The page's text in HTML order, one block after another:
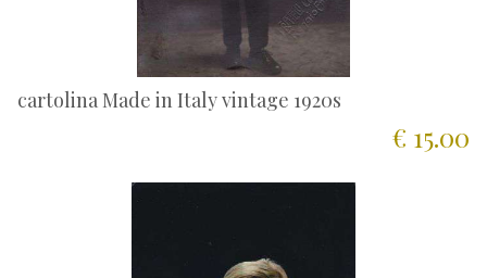
cartolina Made in Italy vintage 1920s
€ 15.00